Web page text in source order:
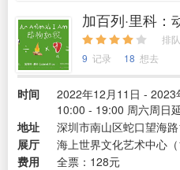
加百列·里科：
排
9 记录 18 想去
时间
2022年12月11日 - 2023
10:00 - 19:00 周六周日
地址
深圳市南山区蛇口望海
展厅
海上世界文化艺术中心（
费用
全票：128元